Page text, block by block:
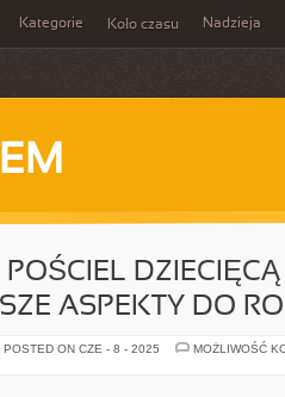
Kategorie Koło czasu Nadzieja
POŚCIEL DZIECIĘCĄ
ASPEKTY DO
POSTED ON CZE - 8 - 2025
MOŻLIWOŚĆ